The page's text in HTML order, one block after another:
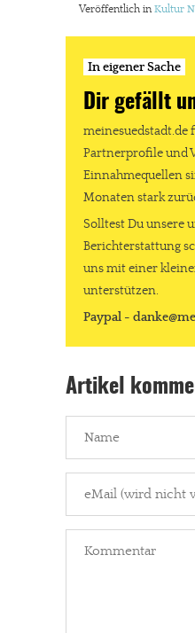
In eigener Sache
Veröffentlich in Kultur
In eigener Sache
Dir gefällt
Partnerprofile und
Einnahmequellen
Monaten stark
Solltest Du unsere
Berichterstattung
uns mit einer
unterstützen.
Paypal -
Artikel